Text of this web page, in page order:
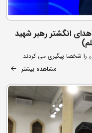
انگشتر رهبر شهید
را شخصا پیگیری می کردند
مشاهده بیشتر